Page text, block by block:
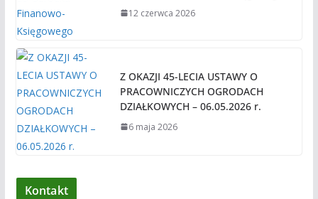
12 czerwca 2026
Z OKAZJI 45-LECIA USTAWY O
PRACOWNICZYCH OGRODACH
DZIAŁKOWYCH – 06.05.2026 r.
6 maja 2026
Kontakt